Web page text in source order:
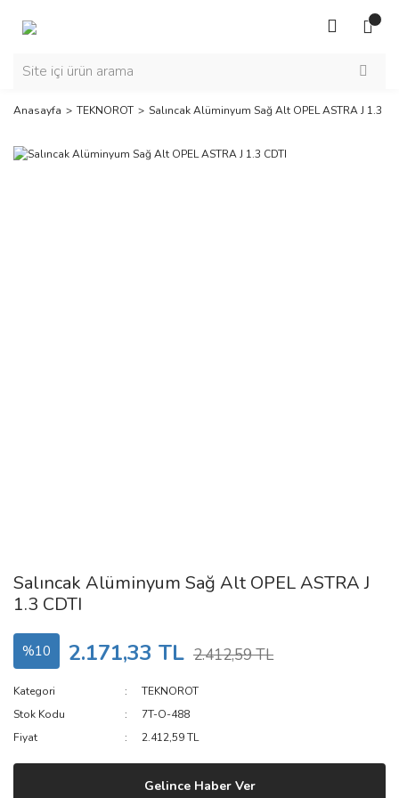
Anasayfa TEKNOROT Salıncak Alüminyum Sağ Alt OPEL ASTRA J 1.3
Salıncak Alüminyum Sağ Alt OPEL ASTRA J
1.3 CDTI
%10 2.171,33 TL 2.412,59 TL
Kategori
TEKNOROT
Stok Kodu
7T-O-488
Fiyat
2.412,59 TL
Gelince Haber Ver